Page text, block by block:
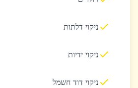
ניקוי דלתות
ניקוי ידיות
ניקוי דוד חשמל